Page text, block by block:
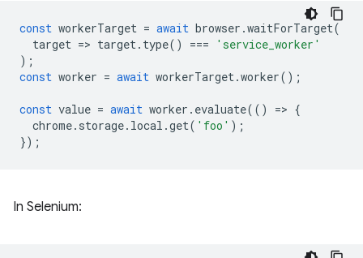
const workerTarget = await browser .waitForTarget(
target => target. type() ===
'service_worker'
);
const worker = await workerTarget.worker();
const value = await worker . evaluate(() => {
chrome. storage. local .get( 'foo' );
});
In Selenium: